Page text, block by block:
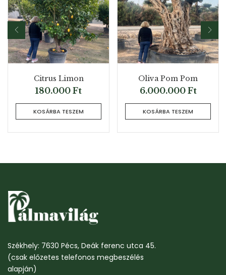
Citrus Limon
180.000 Ft
KOSÁRBA TESZEM
Oliva Pom Pom
6.000.000 Ft
KOSÁRBA TESZEM
Székhely: 7630 Pécs, Deák ferenc utca 45.
(csak előzetes telefonos megbeszélés
alapján)